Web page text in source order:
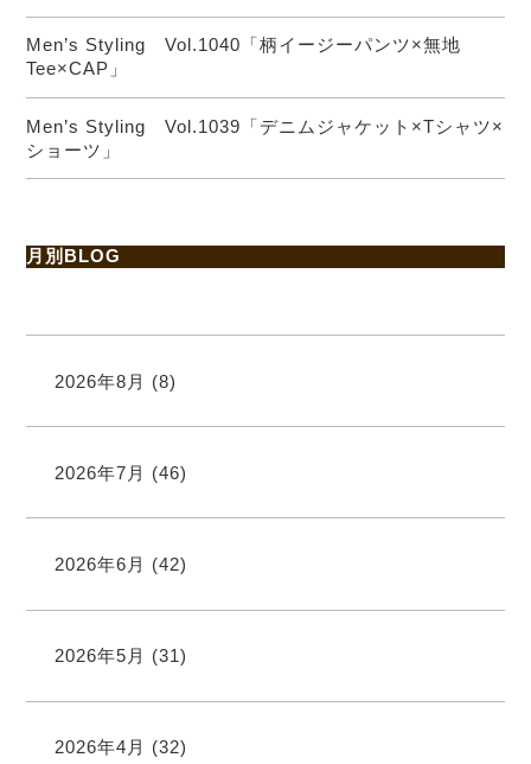
Men’s Styling Vol.1040「柄イージーパンツ×無地
Tee×CAP」
Men’s Styling Vol.1039「デニムジャケット×Tシャツ×
ショーツ」
月別BLOG
2026年8月 (8)
2026年7月 (46)
2026年6月 (42)
2026年5月 (31)
2026年4月 (32)